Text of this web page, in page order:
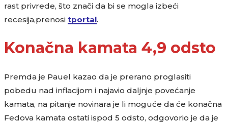
rast privrede, što znači da bi se mogla izbeći
recesija,prenosi tportal.
Konačna kamata 4,9 odsto
Premda je Pauel kazao da je prerano proglasiti
pobedu nad inflacijom i najavio daljnje povećanje
kamata, na pitanje novinara je li moguće da će konačna
Fedova kamata ostati ispod 5 odsto, odgovorio je da je